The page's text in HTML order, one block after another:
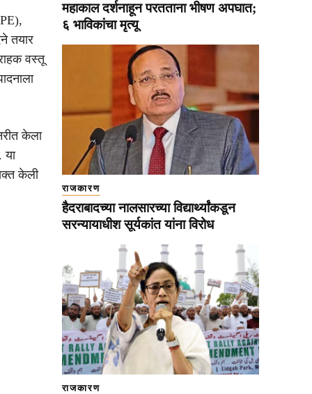
तयार
वस्तू
केला
या
केली
महाकाल दर्शनाहून परतताना भीषण अपघात;
६ भाविकांचा मृत्यू
राजकारण
हैदराबादच्या नालसारच्या विद्यार्थ्यांकडून
सरन्यायाधीश सूर्यकांत यांना विरोध
राजकारण